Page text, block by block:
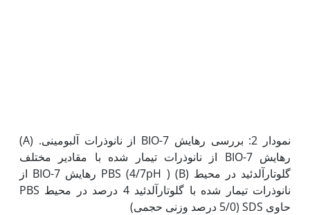
نمودار 2: بررسی رهایش 7-BIO از نانوذرات آلبومینی. (A)
رهایش 7-BIO از نانوذرات تیمار شده با مقادیر مختلف
گلوتارآلدئید در محیط PBS (4/7pH ) (B) رهایش 7-BIO از
نانوذرات تیمار شده با گلوتارآلدئید 4 درصد در محیط PBS
حاوی SDS (5/0 درصد وزنی حجمی)